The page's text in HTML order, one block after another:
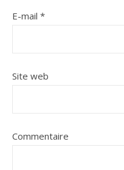
E-mail *
Site web
Commentaire